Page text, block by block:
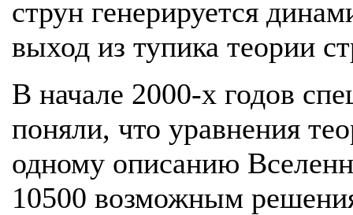
струн генерируется
выход из тупика теории
В начале 2000-х годов
поняли, что уравнения
одному описанию
10500 возможным